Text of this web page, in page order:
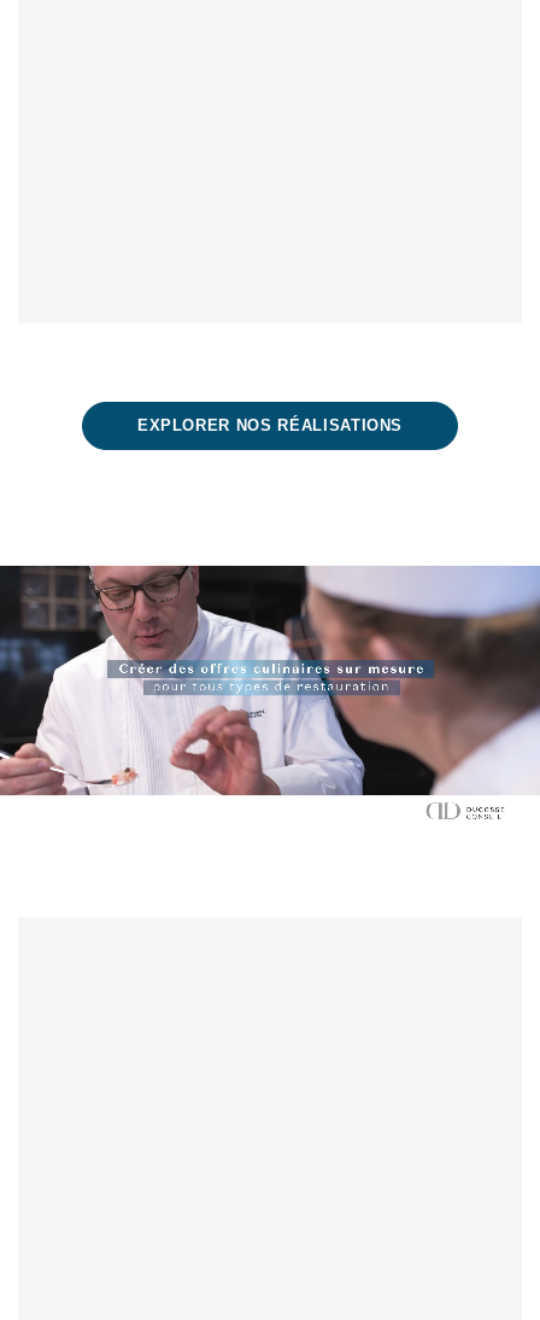
EXPLORER NOS RÉALISATIONS